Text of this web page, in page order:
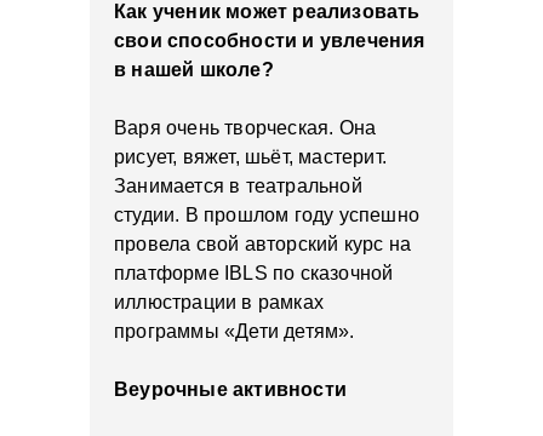
Как ученик может реализовать
свои способности и увлечения
в нашей школе?
Варя очень творческая. Она
рисует, вяжет, шьёт, мастерит.
Занимается в театральной
студии. В прошлом году успешно
провела свой авторский курс на
платформе IBLS по сказочной
иллюстрации в рамках
программы «Дети детям».
Веурочные активности